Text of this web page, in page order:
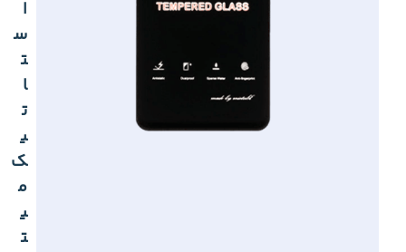
ا
س
ت
ا
ت
ی
ک
م
ی
ت